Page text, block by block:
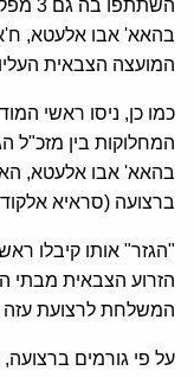
השתתפו בה גם 3 מפקדי החטיבות של הזרוע
בהאא' אבו אלעטא,
המועצה הצבאית
כמו כן, ניסו ראשי
המחלוקות בין מזכ"ל
בהאא' אבו אלעטא,
ברצועה (סראיא
הזרוע הצבאית מבתי
המשלחת לרצועת עזה
על פי גורמים